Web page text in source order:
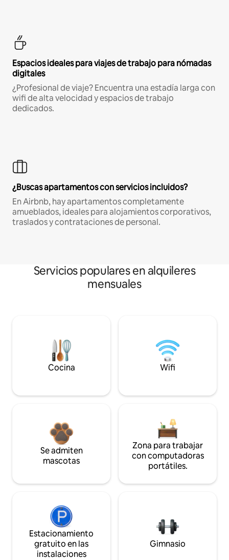
Espacios ideales para viajes de trabajo para nómadas
digitales
¿Profesional de viaje? Encuentra una estadía larga con
wifi de alta velocidad y espacios de trabajo
dedicados.
¿Buscas apartamentos con servicios incluidos?
En Airbnb, hay apartamentos completamente
amueblados, ideales para alojamientos corporativos,
traslados y contrataciones de personal.
Servicios populares en alquileres
mensuales
Cocina Wifi
Se admiten
mascotas
Zona para trabajar
con computadoras
portátiles.
Estacionamiento
gratuito en las
instalaciones
Gimnasio